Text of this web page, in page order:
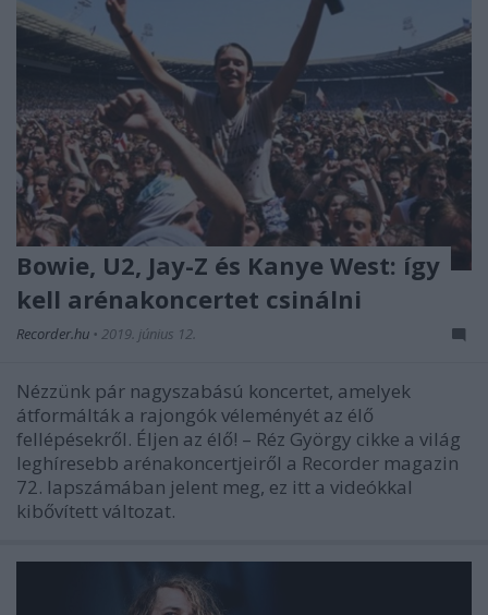
Bowie, U2, Jay-Z és Kanye West: így
kell arénakoncertet csinálni
Recorder.hu • 2019. június 12.
Nézzünk pár nagyszabású koncertet, amelyek
átformálták a rajongók véleményét az élő
fellépésekről. Éljen az élő! – Réz György cikke a világ
leghíresebb arénakoncertjeiről a Recorder magazin
72. lapszámában jelent meg, ez itt a videókkal
kibővített változat.